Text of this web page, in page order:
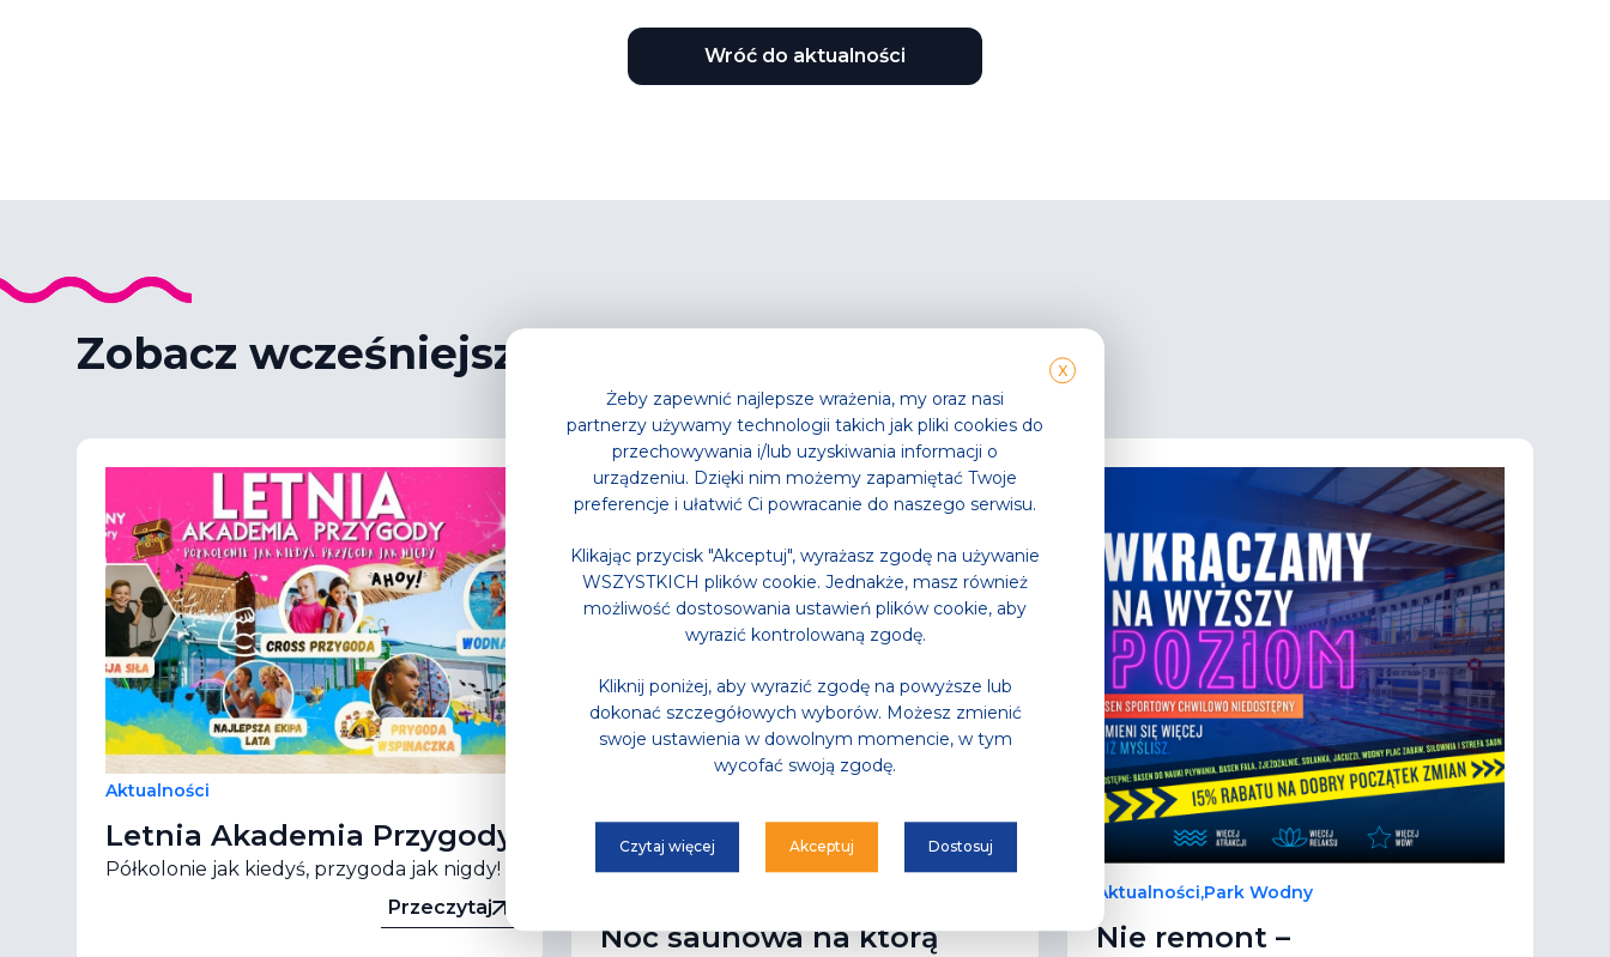
Wróć do aktualności
Zobacz wcześniejsze wpisy
Aktualności
Letnia Akademia Przygody
Półkolonie jak kiedyś, przygoda jak nigdy!
Przeczytaj
Noc saunowa na którą
Aktualności,Park Wodny
Nie remont –
X
Żeby zapewnić najlepsze wrażenia, my oraz nasi
partnerzy używamy technologii takich jak pliki cookies do
przechowywania i/lub uzyskiwania informacji o
urządzeniu. Dzięki nim możemy zapamiętać Twoje
preferencje i ułatwić Ci powracanie do naszego serwisu.
Klikając przycisk "Akceptuj", wyrażasz zgodę na używanie
WSZYSTKICH plików cookie. Jednakże, masz również
możliwość dostosowania ustawień plików cookie, aby
wyrazić kontrolowaną zgodę.
Kliknij poniżej, aby wyrazić zgodę na powyższe lub
dokonać szczegółowych wyborów. Możesz zmienić
swoje ustawienia w dowolnym momencie, w tym
wycofać swoją zgodę.
Czytaj więcej Akceptuj Dostosuj